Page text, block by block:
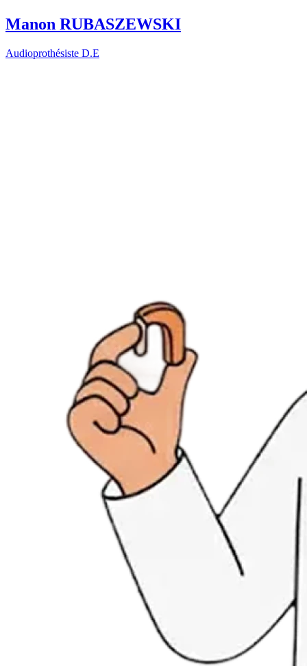
Manon RUBASZEWSKI
Audioprothésiste D.E